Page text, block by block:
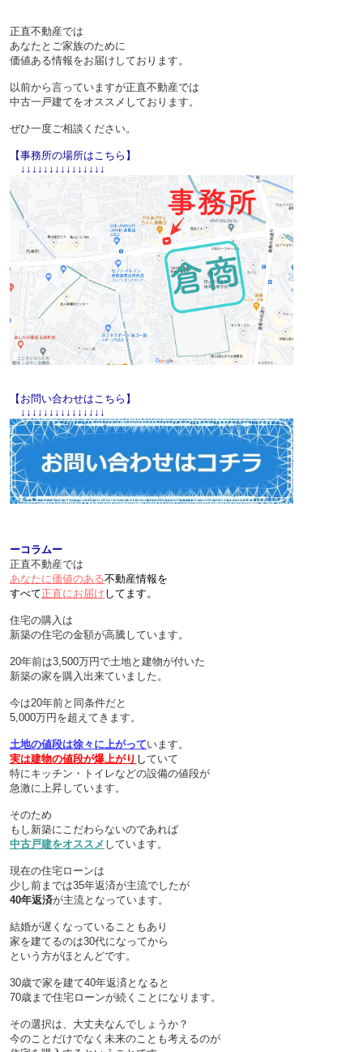
正直不動産では
あなたとご家族のために
価値ある情報をお届けしております。
以前から言っていますが正直不動産では
中古一戸建てをオススメしております。
ぜひ一度ご相談ください。
【事務所の場所はこちら】
↓↓↓↓↓↓↓↓↓↓↓↓↓↓↓
【お問い合わせはこちら】
↓↓↓↓↓↓↓↓↓↓↓↓↓↓↓
ーコラムー
正直不動産では
あなたに価値のある不動産情報を
すべて正直にお届け してます。
住宅の購入は
新築の住宅の金額が高騰しています。
20年前は3,500万円で土地と建物が付いた
新築の家を購入出来ていました。
今は20年前と同条件だと
5,000万円を超えてきます。
土地の値段は徐々に上がっています。
実は建物の値段が爆上がり していて
特にキッチン・トイレなどの設備の値段が
急激に上昇しています。
そのため
もし新築にこだわらないのであれば
中古戸建をオススメ しています。
現在の住宅ローンは
少し前までは35年返済が主流でしたが
40年返済が主流となっています。
結婚が遅くなっていることもあり
家を建てるのは30代になってから
という方がほとんどです。
30歳で家を建て40年返済となると
70歳まで住宅ローンが続くことになります。
その選択は、大丈夫なんでしょうか？
今のことだけでなく未来のことも考えるのが